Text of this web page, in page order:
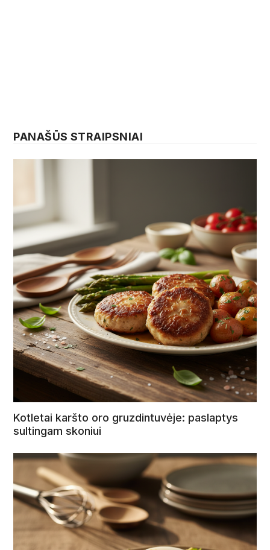
PANAŠŪS STRAIPSNIAI
Kotletai karšto oro gruzdintuvėje: paslaptys
sultingam skoniui